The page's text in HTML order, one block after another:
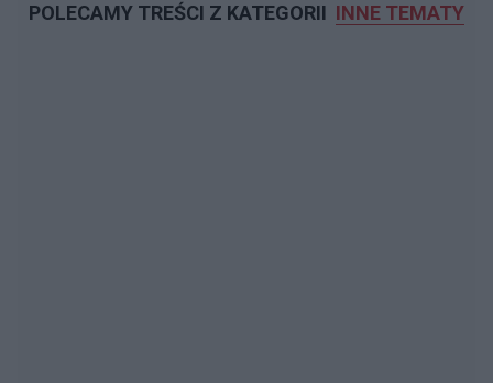
POLECAMY TREŚCI Z KATEGORII INNE TEMATY